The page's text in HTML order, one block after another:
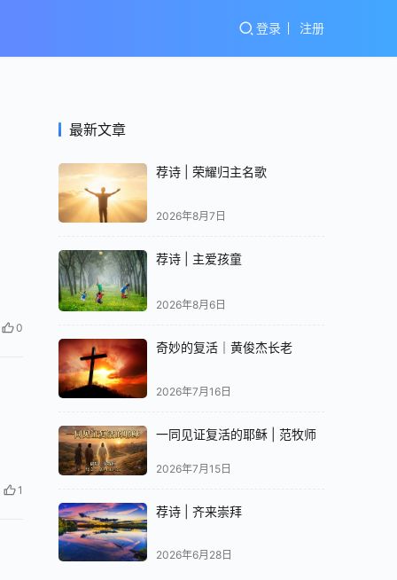
登录 注册
0
1
最新文章
荐诗 | 荣耀归主名歌
2026年8月7日
荐诗 | 主爱孩童
2026年8月6日
奇妙的复活｜黄俊杰长老
2026年7月16日
一同见证复活的耶稣 | 范牧师
2026年7月15日
荐诗 | 齐来崇拜
2026年6月28日